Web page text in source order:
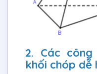
2. Các
khối chóp dễ